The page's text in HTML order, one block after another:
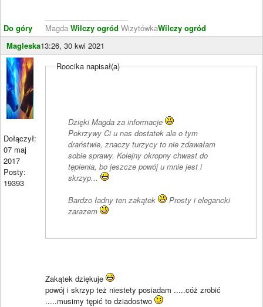
Do góry
Magda Wilczy ogród WizytówkaWilczy ogród
Magleska13:26, 30 kwi 2021
Dołączył:
07 maj
2017
Posty:
19393
Roocika napisał(a)
Dzięki Magda za informacje
Pokrzywy Ci u nas dostatek ale o tym
draństwie, znaczy turzycy to nie zdawałam
sobie sprawy. Kolejny okropny chwast do
tępienia, bo jeszcze powój u mnie jest i
skrzyp...
Bardzo ładny ten zakątek
Prosty i elegancki
zarazem
Zakątek dziękuje
powój i skrzyp też niestety posiadam .....cóż zrobić
.....musimy tępić to dziadostwo